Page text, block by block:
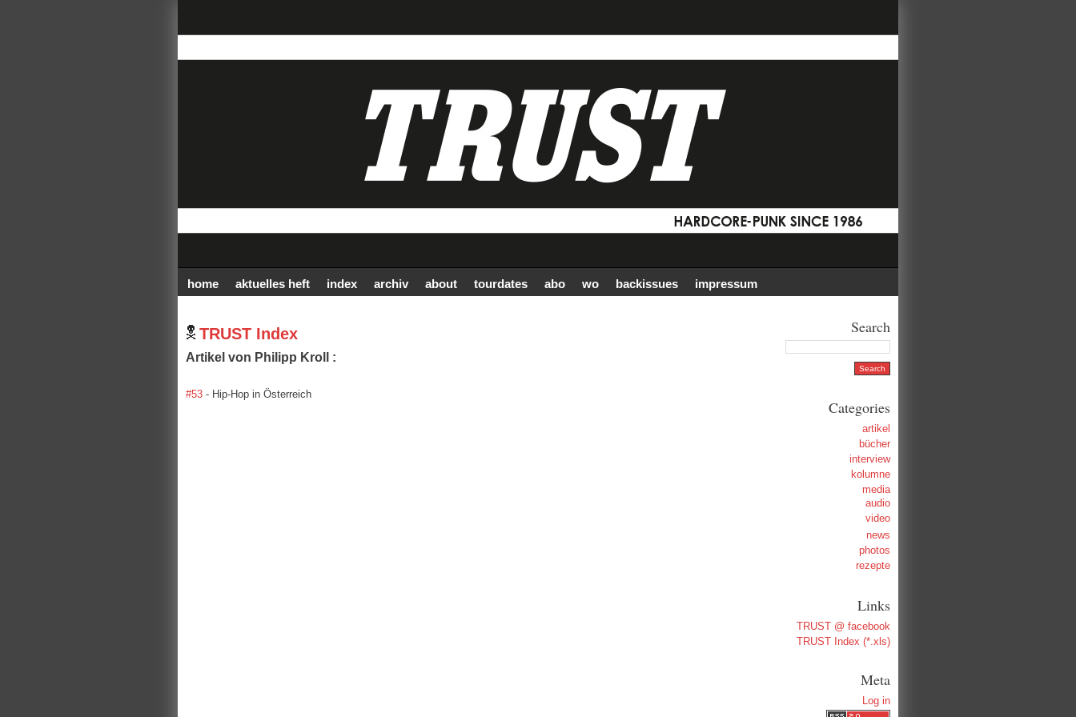
home aktuelles heft index archiv about tourdates abo wo backissues impressum
TRUST Index
Artikel von Philipp Kroll :
#53 - Hip-Hop in Österreich
Search
Categories
artikel
bücher
interview
kolumne
media
audio
video
news
photos
rezepte
Links
TRUST @ facebook
TRUST Index (*.xls)
Meta
Log in